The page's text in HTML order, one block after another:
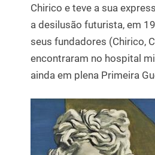
Chirico e teve a sua
a desilusão futurista, em
seus fundadores (Chirico,
encontraram no hospital
ainda em plena Primeira